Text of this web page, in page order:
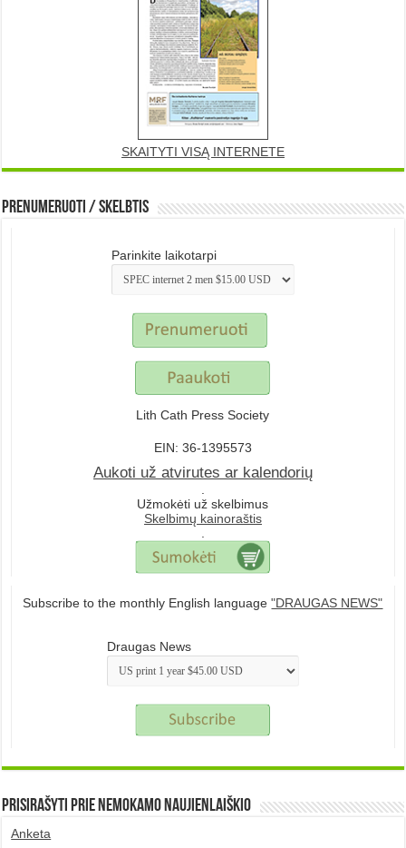
SKAITYTI VISĄ INTERNETE
Prenumeruoti / Skelbtis
Parinkite laikotarpi
Lith Cath Press Society
EIN: 36-1395573
Aukoti už atvirutes ar kalendorių
.
Užmokėti už skelbimus
Skelbimų kainoraštis
.
Subscribe to the monthly English language"DRAUGAS NEWS"
Draugas News
Prisirašyti prie nemokamo naujienlaiškio
Anketa